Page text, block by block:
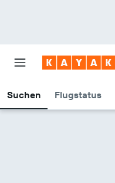
Suchen Flugstatus